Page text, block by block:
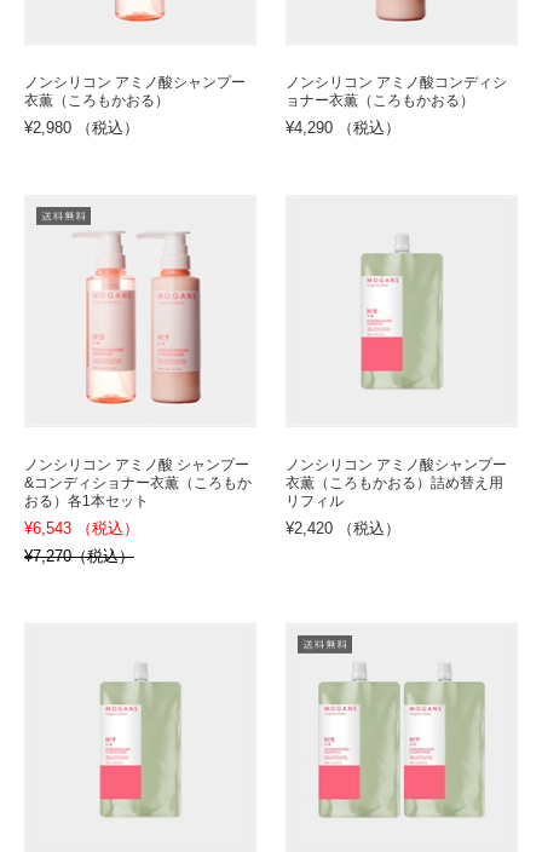
ノンシリコン アミノ酸シャンプー
衣薫（ころもかおる）
¥2,980 （税込）
ノンシリコン アミノ酸コンディシ
ョナー衣薫（ころもかおる）
¥4,290 （税込）
ノンシリコン アミノ酸 シャンプー
&コンディショナー衣薫（ころもか
おる）各1本セット
¥6,543 （税込）
¥7,270（税込）
ノンシリコン アミノ酸シャンプー
衣薫（ころもかおる）詰め替え用
リフィル
¥2,420 （税込）